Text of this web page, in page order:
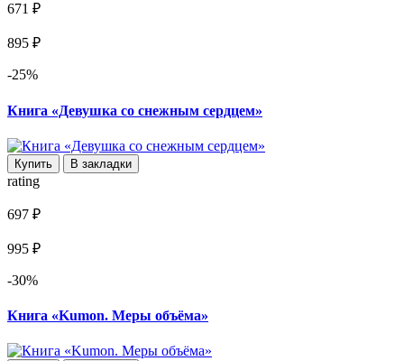
671 ₽
895 ₽
-25%
Книга «Девушка со снежным сердцем»
Купить В закладки
rating
697 ₽
995 ₽
-30%
Книга «Kumon. Меры объёма»